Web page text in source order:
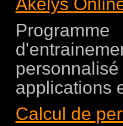
Programme
applications
Calcul de